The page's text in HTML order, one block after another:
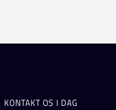
KONTAKT OS I DAG